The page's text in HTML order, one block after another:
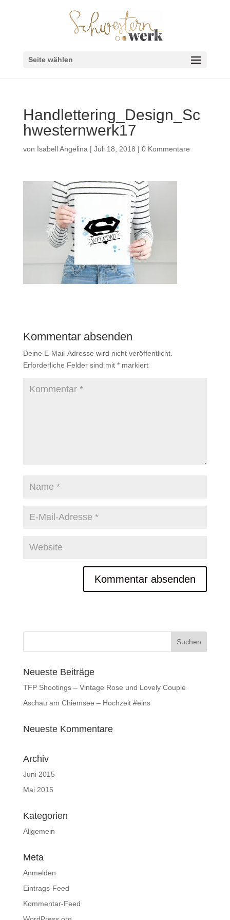
Seite wählen
Handlettering_Design_Sc
hwesternwerk17
von Isabell Angelina | Juli 18, 2018 | 0 Kommentare
Kommentar absenden
Deine E-Mail-Adresse wird nicht veröffentlicht.
Erforderliche Felder sind mit *markiert
Neueste Beiträge
TFP Shootings – Vintage Rose und Lovely Couple
Aschau am Chiemsee – Hochzeit #eins
Neueste Kommentare
Archiv
Juni 2015
Mai 2015
Kategorien
Allgemein
Meta
Anmelden
Eintrags-Feed
Kommentar-Feed